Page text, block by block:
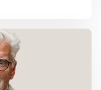
staan we sterk